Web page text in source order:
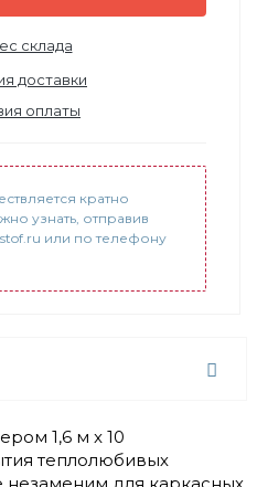
склада
доставки
оплаты
кратно
узнать, отправив
или по телефону
1,6 м x 10
теплолюбивых
незаменим для каркасных